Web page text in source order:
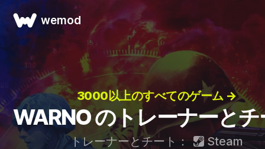
wemod
3000以上のすべてのゲーム →
WARNO のトレーナーとチ
トレーナーとチート： Steam